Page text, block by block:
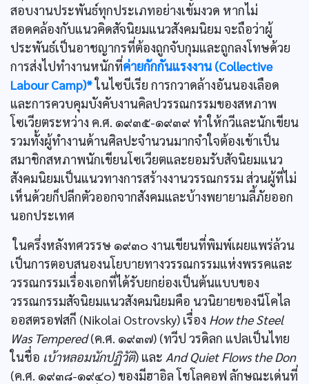
สอบงานประพันธ์ทุกประเภทอย่างเข้มงวด หากไม่
สอดคล้องกับแนวคิดสัจนิยมแนวสังคมนิยม จะถือว่าผู้
ประพันธ์เป็นอาชญากรที่ต้องถูกจับกุมและถูกลงโทษด้วย
การส่งไปทำงานหนักที่ค่ายกักกันแรงงาน (Collective
Labour Camp)*ในไซบีเรีย การกวาดล้างอันนองเลือด
และการควบคุมบังคับงานคิลปวรรณกรรมของสหภาพ
โซเวียตระหว่าง ค.ศ. ๑๙๓๕-๑๙๓๙ ทำให้กวีและนักเขียน
รวมทั้งผู้ทำงานด้านศิลปะจำนวนมากจำใจต้องเข้าเป็น
สมาชิกสหภาพนักเขียนโซเวียตและยอมรับสัจนิยมแนว
สังคมนิยมเป็นแนวทางการสร้างงานวรรณกรรม ส่วนผู้ที่ไม่
เห็นด้วยก็ปลีกตัวออกจากสังคมและบ้างพยายามลี้ภัยออก
นอกประเทศ
ในครึ่งหลังทศวรรษ ๑๙๓๐ งานเขียนที่พิมพ์เผยแพร่ล้วน
เป็นการตอบสนองนโยบายทางวรรณกรรมแห่งพรรคและ
วรรณกรรมเรื่องเอกที่ได้รับยกย่องเป็นต้นแบบของ
วรรณกรรมสัจนิยมแนวสังคมนิยมคือ นวนิยายของนีโคไล
ออสตรอฟสกี (Nikolai Ostrovsky) เรื่อง How the Steel
Was Tempered(ค.ศ. ๑๙๓๗) (ทวีป วรดิลก แปลเป็นไทย
ในชื่อ เบ้าหลอมนักปฏิวัติ) และ And Quiet Flows the Don
(ค.ศ. ๑๙๓๘-๑๙๔๐) ของมีฮาอิล โชโลคอฟ ลักษณะเด่นที่